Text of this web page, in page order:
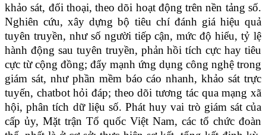
khảo sát, đối thoại, theo dõi hoạt động trên nền tảng số.
Nghiên cứu, xây dựng bộ tiêu chí đánh giá hiệu quả
tuyên truyền, như số người tiếp cận, mức độ hiểu, tỷ lệ
hành động sau tuyên truyền, phản hồi tích cực hay tiêu
cực từ cộng đồng; đẩy mạnh ứng dụng công nghệ trong
giám sát, như phần mềm báo cáo nhanh, khảo sát trực
tuyến, chatbot hỏi đáp; theo dõi tương tác qua mạng xã
hội, phân tích dữ liệu số. Phát huy vai trò giám sát của
cấp ủy, Mặt trận Tổ quốc Việt Nam, các tổ chức đoàn